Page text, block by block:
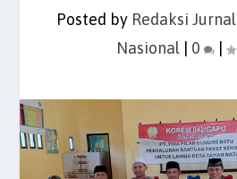
Posted by Redaksi Jurnal
Nasional| 0 |